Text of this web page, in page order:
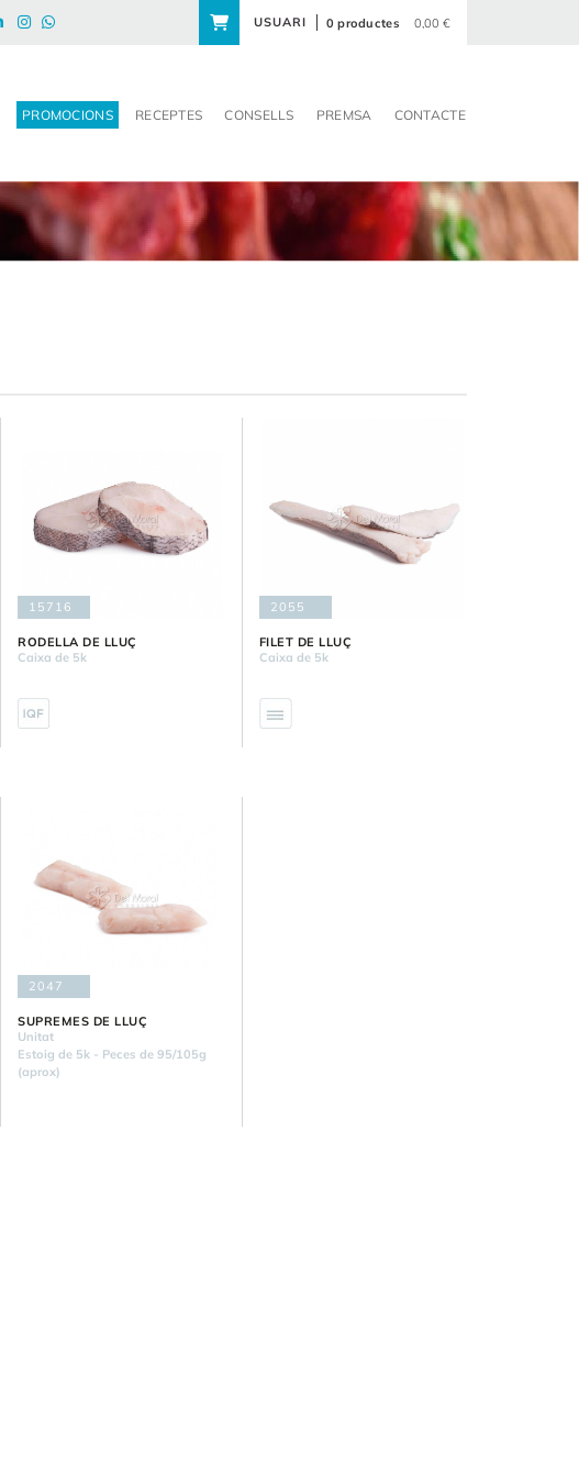
USUARI 0 productes 0,00 €
PROMOCIONS RECEPTES CONSELLS PREMSA CONTACTE
15716
RODELLA DE LLUÇ
Caixa de 5k
2055
FILET DE LLUÇ
Caixa de 5k
2047
SUPREMES DE LLUÇ
Unitat
Estoig de 5k - Peces de 95/105g
(aprox)